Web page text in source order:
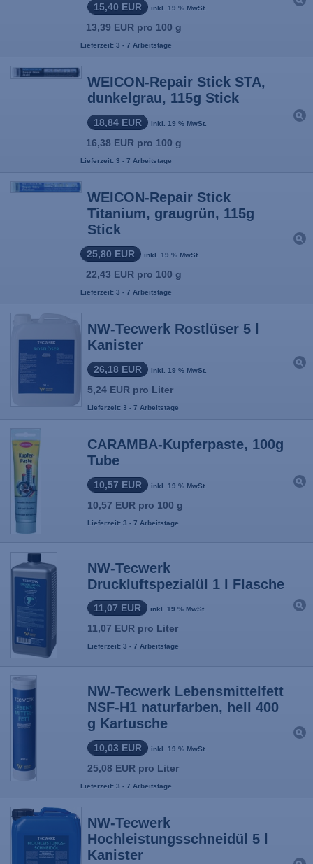
15,40 EUR inkl. 19 % MwSt.
13,39 EUR pro 100 g
Lieferzeit: 3 - 7 Arbeitstage
WEICON-Repair Stick STA,
dunkelgrau, 115g Stick
18,84 EUR inkl. 19 % MwSt.
16,38 EUR pro 100 g
Lieferzeit: 3 - 7 Arbeitstage
WEICON-Repair Stick
Titanium, graugrün, 115g
Stick
25,80 EUR inkl. 19 % MwSt.
22,43 EUR pro 100 g
Lieferzeit: 3 - 7 Arbeitstage
NW-Tecwerk Rostlüser 5 l
Kanister
26,18 EUR inkl. 19 % MwSt.
5,24 EUR pro Liter
Lieferzeit: 3 - 7 Arbeitstage
CARAMBA-Kupferpaste, 100g
Tube
10,57 EUR inkl. 19 % MwSt.
10,57 EUR pro 100 g
Lieferzeit: 3 - 7 Arbeitstage
NW-Tecwerk
Druckluftspezialül 1 l Flasche
11,07 EUR inkl. 19 % MwSt.
11,07 EUR pro Liter
Lieferzeit: 3 - 7 Arbeitstage
NW-Tecwerk Lebensmittelfett
NSF-H1 naturfarben, hell 400
g Kartusche
10,03 EUR inkl. 19 % MwSt.
25,08 EUR pro Liter
Lieferzeit: 3 - 7 Arbeitstage
NW-Tecwerk
Hochleistungsschneidül 5 l
Kanister